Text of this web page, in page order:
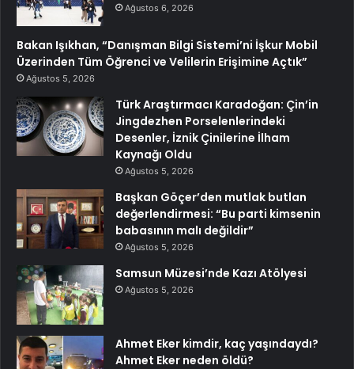
Ağustos 6, 2026
Bakan Işıkhan, “Danışman Bilgi Sistemi’ni İşkur Mobil
Üzerinden Tüm Öğrenci ve Velilerin Erişimine Açtık”
Ağustos 5, 2026
Türk Araştırmacı Karadoğan: Çin’in
Jingdezhen Porselenlerindeki
Desenler, İznik Çinilerine İlham
Kaynağı Oldu
Ağustos 5, 2026
Başkan Göçer’den mutlak butlan
değerlendirmesi: “Bu parti kimsenin
babasının malı değildir”
Ağustos 5, 2026
Samsun Müzesi’nde Kazı Atölyesi
Ağustos 5, 2026
Ahmet Eker kimdir, kaç yaşındaydı?
Ahmet Eker neden öldü?